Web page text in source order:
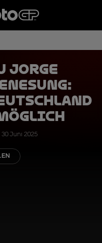
Jorge
30 Juni 2025